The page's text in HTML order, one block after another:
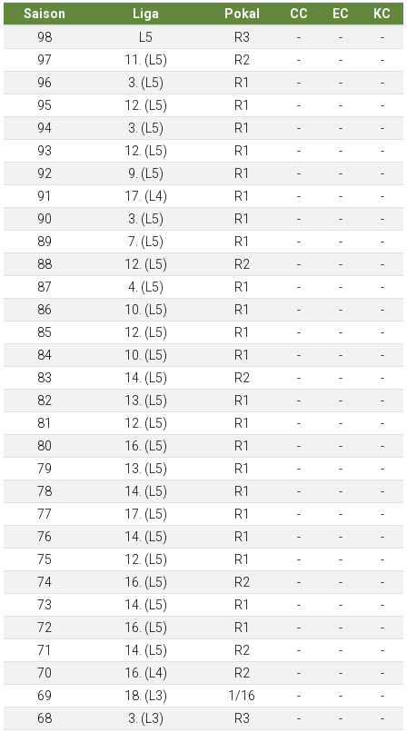
Saison Liga Pokal CC EC
KC
98
L5 R3 - -
-
97
11. (L5) R2 - -
-
96
3. (L5) R1 - -
-
95
12. (L5) R1 - -
-
94
3. (L5) R1 - -
-
93
12. (L5) R1 - -
-
92
9. (L5) R1 - -
-
91
17. (L4) R1 - -
-
90
3. (L5) R1 - -
-
89
7. (L5) R1 - -
-
88
12. (L5) R2 - -
-
87
4. (L5) R1 - -
-
86
10. (L5) R1 - -
-
85
12. (L5) R1 - -
-
84
10. (L5) R1 - -
-
83
14. (L5) R2 - -
-
82
13. (L5) R1 - -
-
81
12. (L5) R1 - -
-
80
16. (L5) R1 - -
-
79
13. (L5) R1 - -
-
78
14. (L5) R1 - -
-
77
17. (L5) R1 - -
-
76
14. (L5) R1 - -
-
75
12. (L5) R1 - -
-
74
16. (L5) R2 - -
-
73
14. (L5) R1 - -
-
72
16. (L5) R1 - -
-
71
14. (L5) R2 - -
-
70
16. (L4) R2 - -
-
69
18. (L3) 1/16 - -
-
68
3. (L3) R3 - -
-